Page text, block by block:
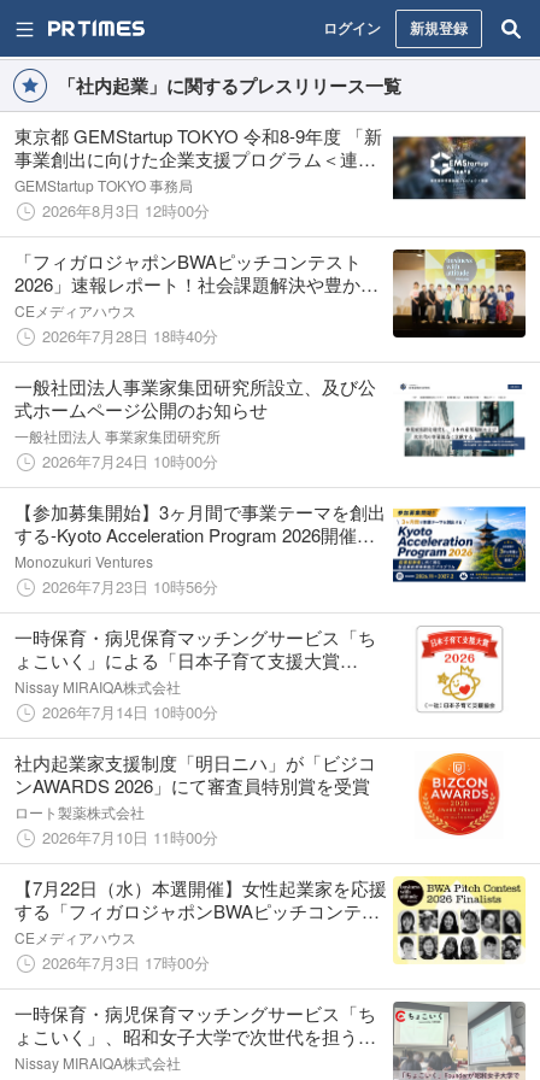
ログイン 新規登録
「社内起業」に関するプレスリリース一覧
東京都 GEMStartup TOKYO 令和8-9年度 「新
事業創出に向けた企業支援プログラム＜連携
モデル＞」参加者募集開始！
GEMStartup TOKYO 事務局
2026年8月3日 12時00分
「フィガロジャポンBWAピッチコンテスト
2026」速報レポート！社会課題解決や豊かな
暮らしの実現に向けた熱いビジネスアイデア
の数々から、各部門の受賞者が決定！
CEメディアハウス
2026年7月28日 18時40分
一般社団法人事業家集団研究所設立、及び公
式ホームページ公開のお知らせ
一般社団法人 事業家集団研究所
2026年7月24日 10時00分
【参加募集開始】3ヶ月間で事業テーマを創出
する-Kyoto Acceleration Program 2026開催決
定！
Monozukuri Ventures
2026年7月23日 10時56分
一時保育・病児保育マッチングサービス「ち
ょこいく」による「日本子育て支援大賞
2026」の受賞について
Nissay MIRAIQA株式会社
2026年7月14日 10時00分
社内起業家支援制度「明日ニハ」が「ビジコ
ンAWARDS 2026」にて審査員特別賞を受賞
ロート製薬株式会社
2026年7月10日 11時00分
【7月22日（水）本選開催】女性起業家を応援
する「フィガロジャポンBWAピッチコンテス
ト2026」、ファイナリスト決定＆会場観覧者
を募集！
CEメディアハウス
2026年7月3日 17時00分
一時保育・病児保育マッチングサービス「ち
ょこいく」、昭和女子大学で次世代を担う学
生と討議
Nissay MIRAIQA株式会社